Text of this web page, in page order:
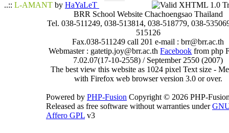
..:: L-AMANT by HaYaLeT
BRR School Website Chachoengsao Thailand
Tel. 038-511249, 038-513814, 038-518779, 038-
515126
Fax.038-511249 call 201 e-mail : brr@brr.ac.th
Webmaster : gatetip.joy@brr.ac.thFacebook from php
7.02.07(17-10-2558) / September 2550 (2007)
The best view this website as 1024 pixel Text size -
with Firefox web browser version 3.0 or over.
Powered by PHP-Fusion Copyright © 2026 PHP-
Released as free software without warranties under
Affero GPL v3